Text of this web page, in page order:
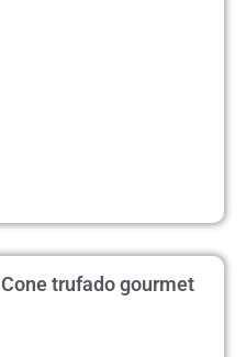
Cone trufado gourmet